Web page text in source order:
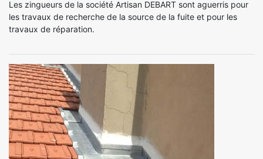
Les zingueurs de la société Artisan DEBART sont aguerris pour
les travaux de recherche de la source de la fuite et pour les
travaux de réparation.